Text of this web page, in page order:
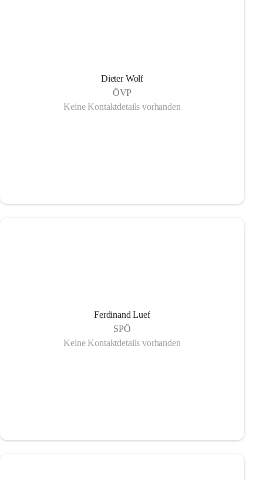
Dieter Wolf
ÖVP
Keine Kontaktdetails vorhanden
Ferdinand Luef
SPÖ
Keine Kontaktdetails vorhanden